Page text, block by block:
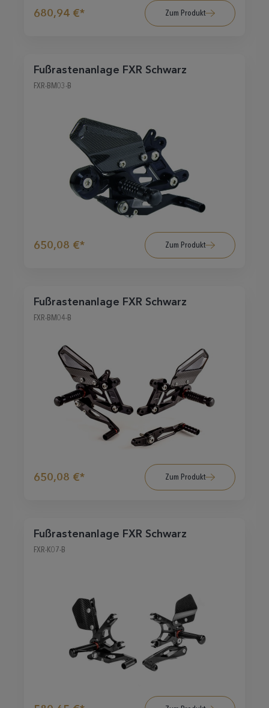
680,94 €* Zum Produkt
Fußrastenanlage FXR Schwarz
FXR-BM03-B
650,08 €* Zum Produkt
Fußrastenanlage FXR Schwarz
FXR-BM04-B
650,08 €* Zum Produkt
Fußrastenanlage FXR Schwarz
FXR-K07-B